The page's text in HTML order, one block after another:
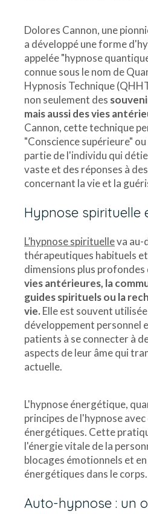
Dolores Cannon, une
a développé une forme
appelée "hypnose
connue sous le nom de
Hypnosis Technique
non seulement des
mais aussi des vies
Cannon, cette technique
"Conscience supérieure"
partie de l'individu qui
vaste et des réponses à
concernant la vie et la
Hypnose spirituelle
L’hypnose spirituelleva au-
thérapeutiques habituels
dimensions plus profondes
vies antérieures, la
guides spirituels ou la
vie. Elle est souvent
développement personnel
patients à se connecter à
aspects de leur âme qui
actuelle.
L'hypnose énergétique,
principes de l'hypnose avec
énergétiques. Cette
l'énergie vitale de la
blocages émotionnels et
énergétiques dans le corps.
Auto-hypnose : un